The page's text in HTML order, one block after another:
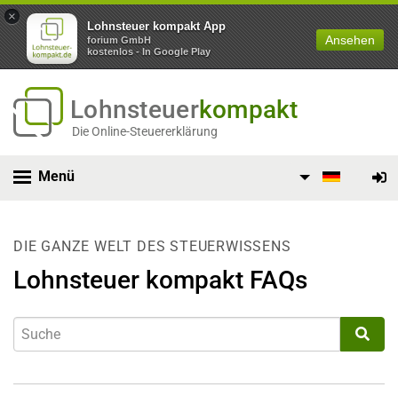
×
Lohnsteuer kompakt App
forium GmbH
kostenlos - In Google Play
Ansehen
Lohnsteuerkompakt
Die Online-Steuererklärung
Menü
DIE GANZE WELT DES STEUERWISSENS
Lohnsteuer kompakt FAQs